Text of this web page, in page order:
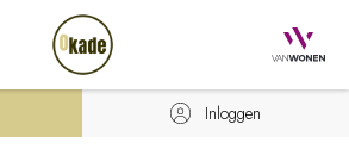
Inloggen